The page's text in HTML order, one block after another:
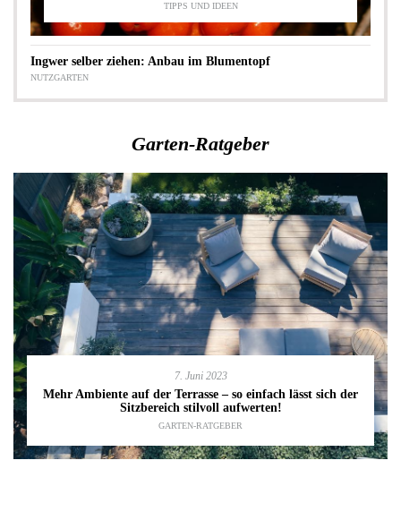
TIPPS UND IDEEN
Ingwer selber ziehen: Anbau im Blumentopf
NUTZGARTEN
Garten-Ratgeber
7. Juni 2023
Mehr Ambiente auf der Terrasse – so einfach lässt sich der
Sitzbereich stilvoll aufwerten!
GARTEN-RATGEBER